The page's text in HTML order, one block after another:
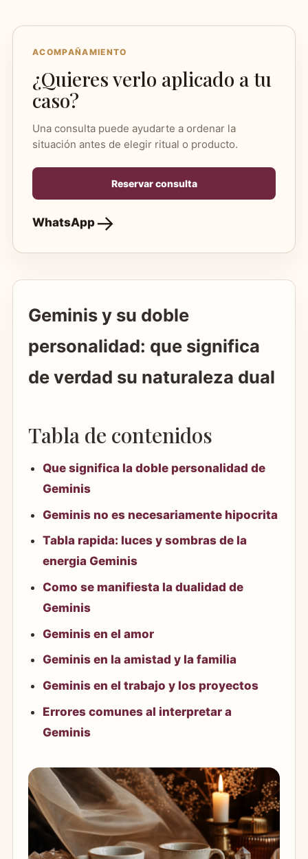
ACOMPAÑAMIENTO
¿Quieres verlo aplicado a tu
caso?
Una consulta puede ayudarte a ordenar la
situación antes de elegir ritual o producto.
Reservar consulta
WhatsApp
Geminis y su doble
personalidad: que significa
de verdad su naturaleza dual
Tabla de contenidos
Que significa la doble personalidad de
Geminis
Geminis no es necesariamente hipocrita
Tabla rapida: luces y sombras de la
energia Geminis
Como se manifiesta la dualidad de
Geminis
Geminis en el amor
Geminis en la amistad y la familia
Geminis en el trabajo y los proyectos
Errores comunes al interpretar a
Geminis